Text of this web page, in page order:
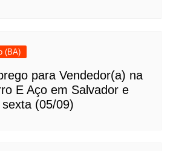
(BA)
para Vendedor(a) na
E Aço em Salvador e
(05/09)